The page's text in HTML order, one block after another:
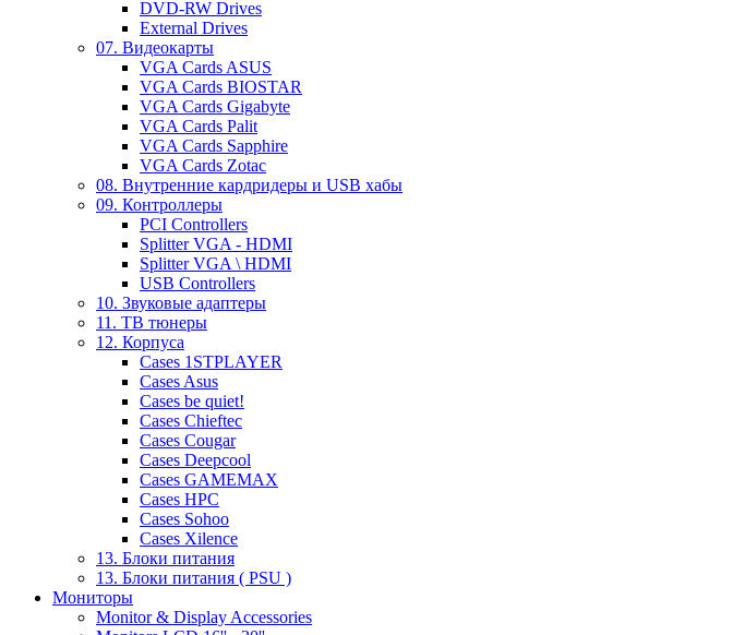
DVD-RW Drives
External Drives
07. Видеокарты
VGA Cards ASUS
VGA Cards BIOSTAR
VGA Cards Gigabyte
VGA Cards Palit
VGA Cards Sapphire
VGA Cards Zotac
08. Внутренние кардридеры и USB хабы
09. Контроллеры
PCI Controllers
Splitter VGA - HDMI
Splitter VGA \ HDMI
USB Controllers
10. Звуковые адаптеры
11. ТВ тюнеры
12. Корпуса
Cases 1STPLAYER
Cases Asus
Cases be quiet!
Cases Chieftec
Cases Cougar
Cases Deepcool
Cases GAMEMAX
Cases HPC
Cases Sohoo
Cases Xilence
13. Блоки питания
13. Блоки питания ( PSU )
Мониторы
Monitor & Display Accessories